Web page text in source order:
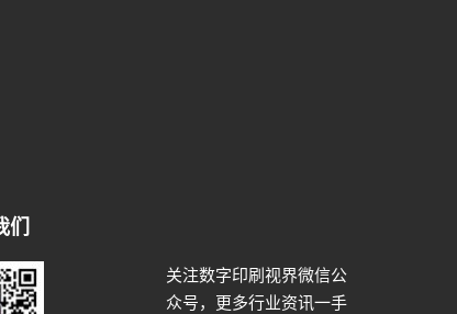
们
关注数字印刷视界微信公
众号，更多行业资讯一手